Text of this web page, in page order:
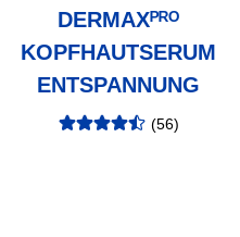
DERMAXᴾᴿᴼ
KOPFHAUTSERUM
ENTSPANNUNG
Bewertung: (56)